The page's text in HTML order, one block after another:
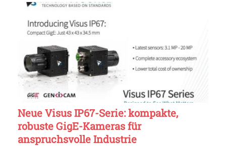
Neue Visus IP67-Serie: kompakte,
robuste GigE-Kameras für
anspruchsvolle Industrie